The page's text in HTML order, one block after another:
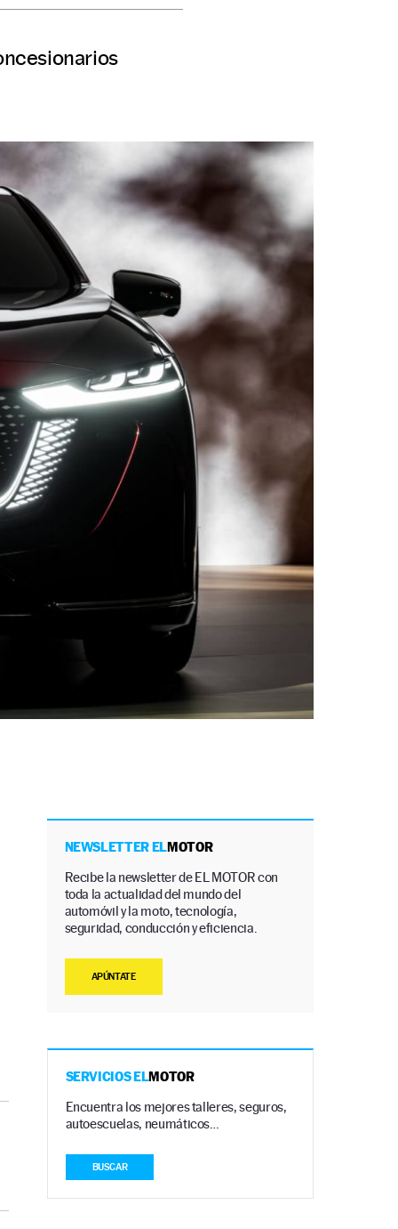
NEWSLETTER ELMOTOR
Recibe la newsletter de EL MOTOR con
toda la actualidad del mundo del
automóvil y la moto, tecnología,
seguridad, conducción y eficiencia.
APÚNTATE
SERVICIOS ELMOTOR
Encuentra los mejores talleres, seguros,
autoescuelas, neumáticos…
BUSCAR